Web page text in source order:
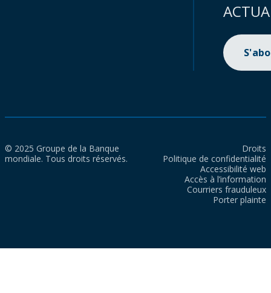
© 2025 Groupe de la Banque
mondiale. Tous droits réservés.
Droits
Politique de confidentialité
Accessibilité web
Accès à l’information
Courriers frauduleux
Porter plainte